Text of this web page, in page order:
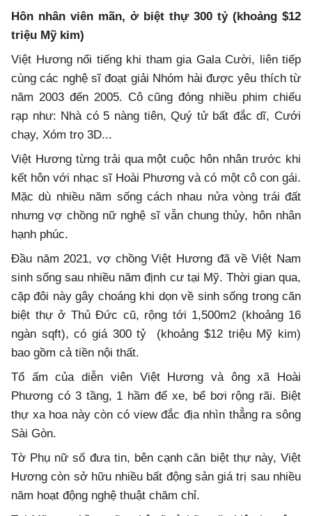
Hôn nhân viên mãn, ở biệt thự 300 tỷ (khoảng $12
triệu Mỹ kim)
Việt Hương nổi tiếng khi tham gia Gala Cười, liên tiếp
cùng các nghệ sĩ đoạt giải Nhóm hài được yêu thích từ
năm 2003 đến 2005. Cô cũng đóng nhiều phim chiếu
rạp như: Nhà có 5 nàng tiên, Quý tử bất đắc dĩ, Cưới
chạy, Xóm trọ 3D...
Việt Hương từng trải qua một cuộc hôn nhân trước khi
kết hôn với nhạc sĩ Hoài Phương và có một cô con gái.
Mặc dù nhiều năm sống cách nhau nửa vòng trái đất
nhưng vợ chồng nữ nghệ sĩ vẫn chung thủy, hôn nhân
hạnh phúc.
Đầu năm 2021, vợ chồng Việt Hương đã về Việt Nam
sinh sống sau nhiều năm định cư tại Mỹ. Thời gian qua,
cặp đôi này gây choáng khi dọn về sinh sống trong căn
biệt thự ở Thủ Đức cũ, rộng tới 1,500m2 (khoảng 16
ngàn sqft), có giá 300 tỷ (khoảng $12 triệu Mỹ kim)
bao gồm cả tiền nội thất.
Tổ ấm của diễn viên Việt Hương và ông xã Hoài
Phương có 3 tầng, 1 hầm để xe, bể bơi rộng rãi. Biệt
thự xa hoa này còn có view đắc địa nhìn thẳng ra sông
Sài Gòn.
Tờ Phụ nữ số đưa tin, bên cạnh căn biệt thự này, Việt
Hương còn sở hữu nhiều bất động sản giá trị sau nhiều
năm hoạt động nghệ thuật chăm chỉ.